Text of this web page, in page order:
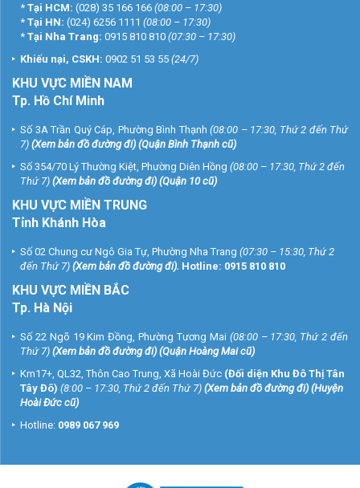
* Tại HCM: (028) 35 166 166 (08:00 – 17:30)
* Tại HN: (024) 6256 1111 (08:00 – 17:30)
* Tại Nha Trang: 0915 810 810 (07:30 – 17:30)
Khiếu nại, CSKH: 0902 51 53 55 (24/7)
KHU VỰC MIỀN NAM
Tp. Hồ Chí Minh
Số 3A Trần Quý Cáp, Phường Bình Thạnh (08:00 – 17:30, Thứ 2 đến Thứ
7) (Xem bản đồ đường đi) (Quận Bình Thạnh cũ)
Số 354/70 Lý Thường Kiệt, Phường Diên Hồng (08:00 – 17:30, Thứ 2 đến
Thứ 7) (Xem bản đồ đường đi) (Quận 10 cũ)
KHU VỰC MIỀN TRUNG
Tỉnh Khánh Hòa
Số 02 Chung cư Ngô Gia Tự, Phường Nha Trang (07:30 – 15:30, Thứ 2
đến Thứ 7) (Xem bản đồ đường đi). Hotline: 0915 810 810
KHU VỰC MIỀN BẮC
Tp. Hà Nội
Số 22 Ngõ 19 Kim Đồng, Phường Tương Mai (08:00 – 17:30, Thứ 2 đến
Thứ 7) (Xem bản đồ đường đi) (Quận Hoàng Mai cũ)
Km17+, QL32, Thôn Cao Trung, Xã Hoài Đức (Đối diện Khu Đô Thị Tân
Tây Đô) (8:00 – 17:30, Thứ 2 đến Thứ 7) (Xem bản đồ đường đi) (Huyện
Hoài Đức cũ)
Hotline: 0989 067 969